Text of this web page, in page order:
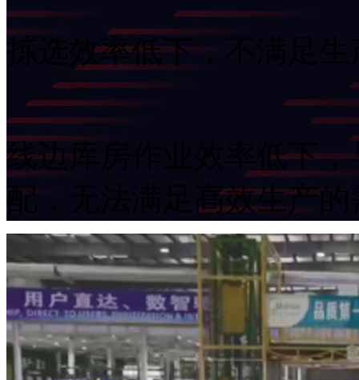
拣选效率低下，不满足
线边库房作业效率低下
配，无法满足高效生产的